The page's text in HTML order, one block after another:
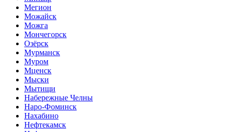
Мегион
Можайск
Можга
Мончегорск
Озёрск
Мурманск
Муром
Мценск
Мыски
Мытищи
Набережные Челны
Наро-Фоминск
Нахабино
Нефтекамск